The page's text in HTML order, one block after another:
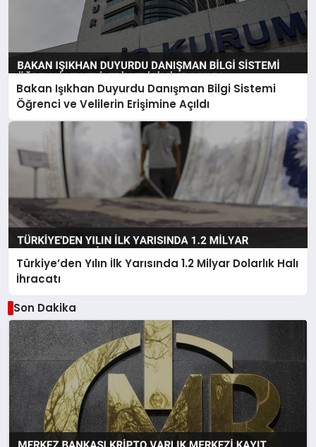
Bakan Işıkhan Duyurdu Danışman Bilgi Sistemi
Öğrenci ve Velilerin Erişimine Açıldı
Türkiye’den Yılın İlk Yarısında 1.2 Milyar Dolarlık Halı
İhracatı
Son Dakika